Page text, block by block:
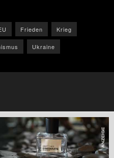
Frieden Krieg
Ukraine